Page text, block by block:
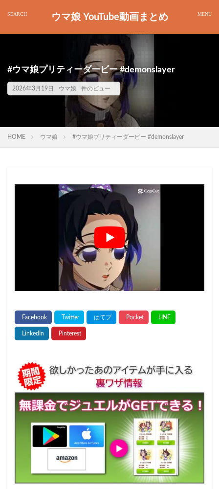
ウマ娘 YouTube動画まとめ
#ウマ娘プリティーダービー #demonslayer
2026年3月19日 ウマ娘 件のビュー
HOME ウマ娘 #ウマ娘プリティーダービー #demonslayer